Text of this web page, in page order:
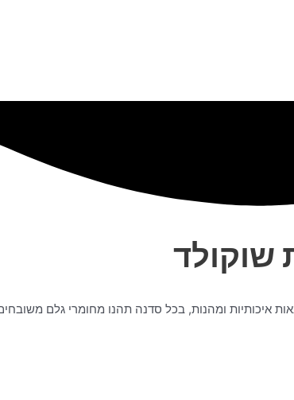
שוקולד
איכותיות ומהנות, בכל סדנה תהנו מחומרי גלם